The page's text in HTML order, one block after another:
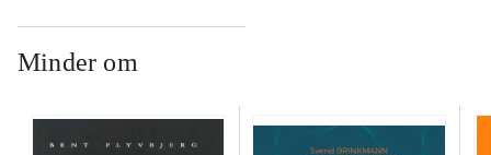
Minder om